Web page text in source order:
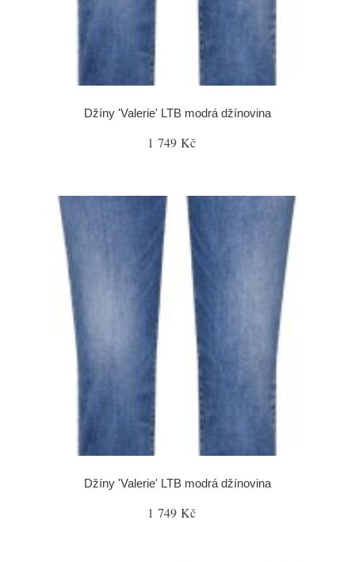
Džíny 'Valerie' LTB modrá džínovina
1 749 Kč
Džíny 'Valerie' LTB modrá džínovina
1 749 Kč